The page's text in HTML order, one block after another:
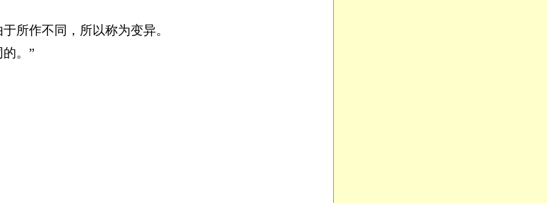
作不同，所以称为变异。
。”